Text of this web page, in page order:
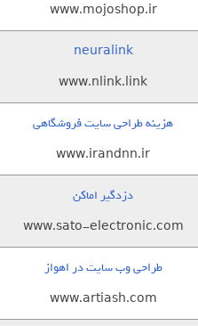
www.mojoshop.ir
neuralink
www.nlink.link
هزینه طراحی سایت فروشگاهی
www.irandnn.ir
دزدگیر اماکن
www.sato-electronic.com
طراحی وب سایت در اهواز
www.artiash.com